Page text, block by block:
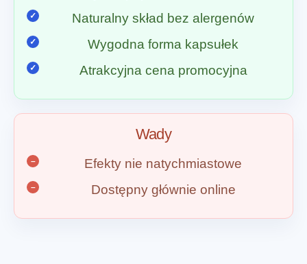
Naturalny skład bez alergenów
Wygodna forma kapsułek
Atrakcyjna cena promocyjna
Wady
Efekty nie natychmiastowe
Dostępny głównie online